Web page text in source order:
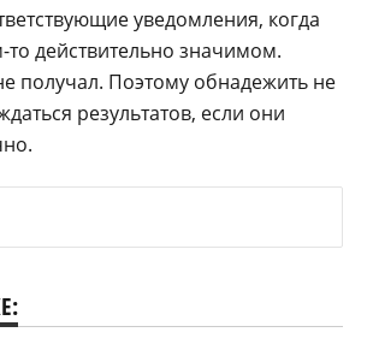
уведомления, когда
то действительно значимом.
получал. Поэтому обнадежить не
результатов, если они